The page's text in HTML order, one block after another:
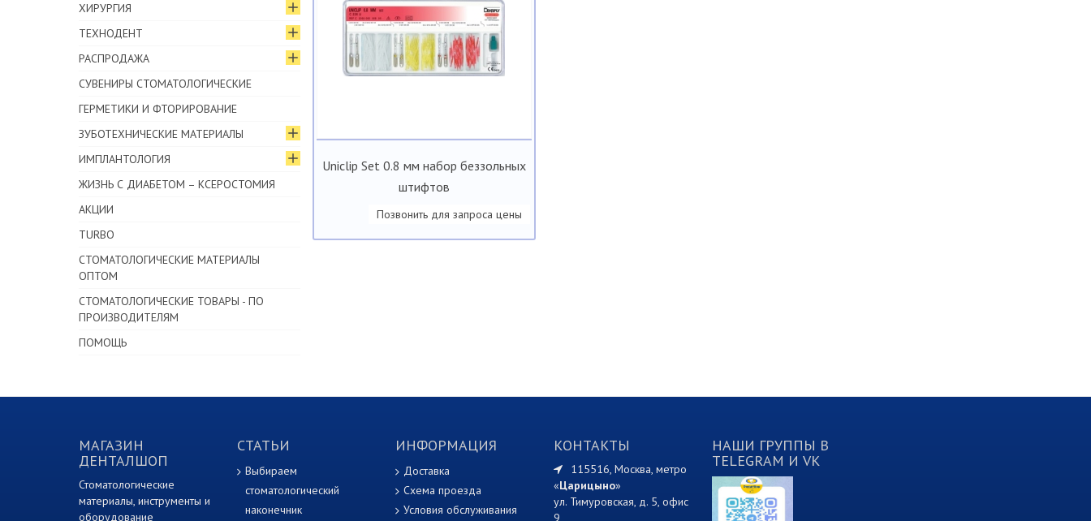
Uniclip Set 0.8 мм набор беззольных
штифтов
Позвонить для запроса цены
ХИРУРГИЯ
ТЕХНОДЕНТ
РАСПРОДАЖА
СУВЕНИРЫ СТОМАТОЛОГИЧЕСКИЕ
ГЕРМЕТИКИ И ФТОРИРОВАНИЕ
ЗУБОТЕХНИЧЕСКИЕ МАТЕРИАЛЫ
ИМПЛАНТОЛОГИЯ
ЖИЗНЬ С ДИАБЕТОМ – КСЕРОСТОМИЯ
АКЦИИ
TURBO
СТОМАТОЛОГИЧЕСКИЕ МАТЕРИАЛЫ
ОПТОМ
СТОМАТОЛОГИЧЕСКИЕ ТОВАРЫ - ПО
ПРОИЗВОДИТЕЛЯМ
ПОМОЩЬ
МАГАЗИН
ДЕНТАЛШОП
Стоматологические
материалы, инструменты и
оборудование
СТАТЬИ
Выбираем
стоматологический
наконечник
ИНФОРМАЦИЯ
Доставка
Схема проезда
Условия обслуживания
КОНТАКТЫ
115516, Москва, метро
«Царицыно»
ул. Тимуровская, д. 5, офис
9
НАШИ ГРУППЫ В
TELEGRAM И VK